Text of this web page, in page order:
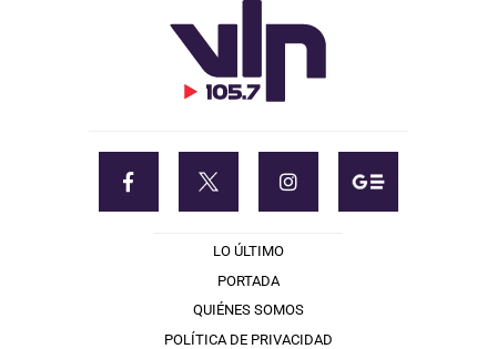
LO ÚLTIMO
PORTADA
QUIÉNES SOMOS
POLÍTICA DE PRIVACIDAD